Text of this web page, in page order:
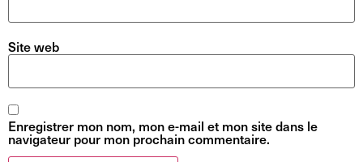
Site web
Enregistrer mon nom, mon e-mail et mon site dans le
navigateur pour mon prochain commentaire.